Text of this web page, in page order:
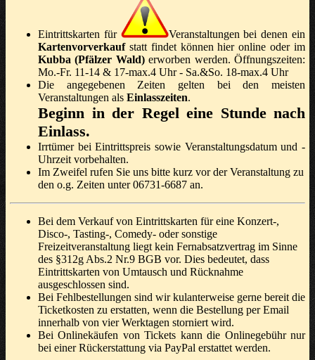
Eintrittskarten für
Veranstaltungen bei denen ein
Kartenvorverkaufstatt findet können hier online oder im
Kubba (Pfälzer Wald)erworben werden. Öffnungszeiten:
Mo.-Fr. 11-14 & 17-max.4 Uhr - Sa.&So. 18-max.4 Uhr
Die angegebenen Zeiten gelten bei den meisten
Veranstaltungen als Einlasszeiten.
Beginn in der Regel eine Stunde nach
Einlass.
Irrtümer bei Eintrittspreis sowie Veranstaltungsdatum und -
Uhrzeit vorbehalten.
Im Zweifel rufen Sie uns bitte kurz vor der Veranstaltung zu
den o.g. Zeiten unter 06731-6687 an.
Bei dem Verkauf von Eintrittskarten für eine Konzert-,
Disco-, Tasting-, Comedy- oder sonstige
Freizeitveranstaltung liegt kein Fernabsatzvertrag im Sinne
des §312g Abs.2 Nr.9 BGB vor. Dies bedeutet, dass
Eintrittskarten von Umtausch und Rücknahme
ausgeschlossen sind.
Bei Fehlbestellungen sind wir kulanterweise gerne bereit die
Ticketkosten zu erstatten, wenn die Bestellung per Email
innerhalb von vier Werktagen storniert wird.
Bei Onlinekäufen von Tickets kann die Onlinegebühr nur
bei einer Rückerstattung via PayPal erstattet werden.